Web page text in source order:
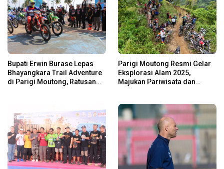
Bupati Erwin Burase Lepas
Bhayangkara Trail Adventure
di Parigi Moutong, Ratusan
Parigi Moutong Resmi Gelar
Eksplorasi Alam 2025,
Majukan Pariwisata dan